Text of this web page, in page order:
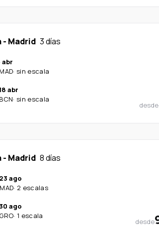
- Madrid 3 días
abr
· sin escala
abr
· sin escala
desde
- Madrid 8 días
ago
MAD· 2 escalas
ago
GRO· 1 escala
desde